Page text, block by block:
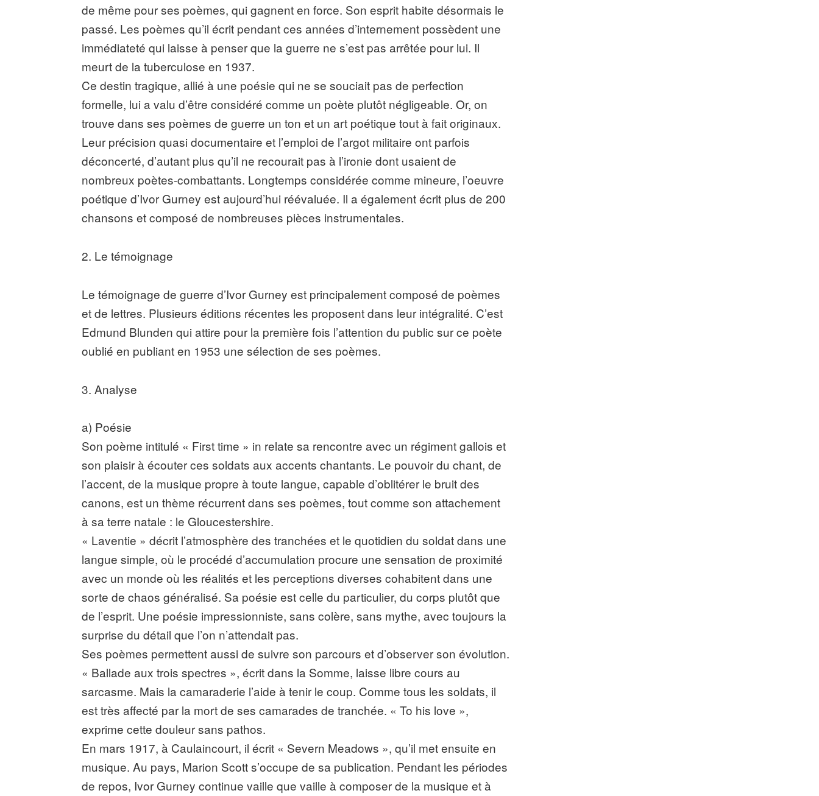
de même pour ses poèmes, qui gagnent en force. Son esprit habite désormais le
passé. Les poèmes qu’il écrit pendant ces années d’internement possèdent une
immédiateté qui laisse à penser que la guerre ne s’est pas arrêtée pour lui. Il
meurt de la tuberculose en 1937.
Ce destin tragique, allié à une poésie qui ne se souciait pas de perfection
formelle, lui a valu d’être considéré comme un poète plutôt négligeable. Or, on
trouve dans ses poèmes de guerre un ton et un art poétique tout à fait originaux.
Leur précision quasi documentaire et l’emploi de l’argot militaire ont parfois
déconcerté, d’autant plus qu’il ne recourait pas à l’ironie dont usaient de
nombreux poètes-combattants. Longtemps considérée comme mineure, l’oeuvre
poétique d’Ivor Gurney est aujourd’hui réévaluée. Il a également écrit plus de 200
chansons et composé de nombreuses pièces instrumentales.
2. Le témoignage
Le témoignage de guerre d’Ivor Gurney est principalement composé de poèmes
et de lettres. Plusieurs éditions récentes les proposent dans leur intégralité. C’est
Edmund Blunden qui attire pour la première fois l’attention du public sur ce poète
oublié en publiant en 1953 une sélection de ses poèmes.
3. Analyse
a) Poésie
Son poème intitulé « First time » in relate sa rencontre avec un régiment gallois et
son plaisir à écouter ces soldats aux accents chantants. Le pouvoir du chant, de
l’accent, de la musique propre à toute langue, capable d’oblitérer le bruit des
canons, est un thème récurrent dans ses poèmes, tout comme son attachement
à sa terre natale : le Gloucestershire.
« Laventie » décrit l’atmosphère des tranchées et le quotidien du soldat dans une
langue simple, où le procédé d’accumulation procure une sensation de proximité
avec un monde où les réalités et les perceptions diverses cohabitent dans une
sorte de chaos généralisé. Sa poésie est celle du particulier, du corps plutôt que
de l’esprit. Une poésie impressionniste, sans colère, sans mythe, avec toujours la
surprise du détail que l’on n’attendait pas.
Ses poèmes permettent aussi de suivre son parcours et d’observer son évolution.
« Ballade aux trois spectres », écrit dans la Somme, laisse libre cours au
sarcasme. Mais la camaraderie l’aide à tenir le coup. Comme tous les soldats, il
est très affecté par la mort de ses camarades de tranchée. « To his love »,
exprime cette douleur sans pathos.
En mars 1917, à Caulaincourt, il écrit « Severn Meadows », qu’il met ensuite en
musique. Au pays, Marion Scott s’occupe de sa publication. Pendant les périodes
de repos, Ivor Gurney continue vaille que vaille à composer de la musique et à